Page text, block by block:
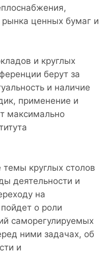
рынка ценных бумаг и
и круглых
берут за
и наличие
применение и
максимально
круглых столов
деятельности и
на
о роли
саморегулируемых
ними задачах, об
и